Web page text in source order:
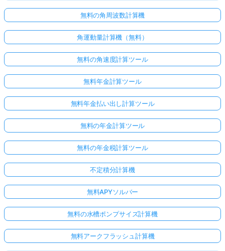
無料の角周波数計算機
角運動量計算機（無料）
無料の角速度計算ツール
無料年金計算ツール
無料年金払い出し計算ツール
無料の年金計算ツール
無料の年金税計算ツール
不定積分計算機
無料APYソルバー
無料の水槽ポンプサイズ計算機
無料アークフラッシュ計算機